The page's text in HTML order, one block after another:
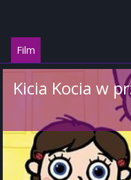
Film
Kicia Kocia w